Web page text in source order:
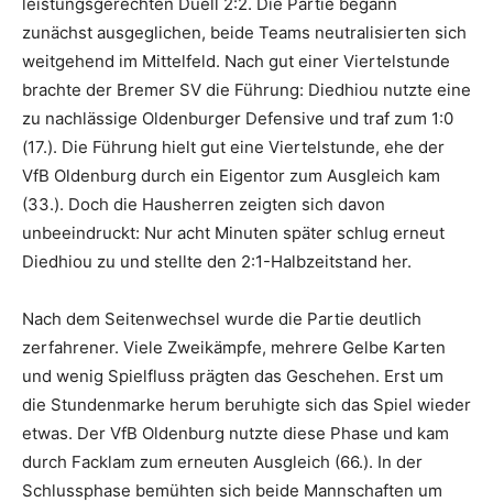
zunächst ausgeglichen, beide Teams neutralisierten sich
weitgehend im Mittelfeld. Nach gut einer Viertelstunde
brachte der Bremer SV die Führung: Diedhiou nutzte eine
zu nachlässige Oldenburger Defensive und traf zum 1:0
(17.). Die Führung hielt gut eine Viertelstunde, ehe der
VfB Oldenburg durch ein Eigentor zum Ausgleich kam
(33.). Doch die Hausherren zeigten sich davon
unbeeindruckt: Nur acht Minuten später schlug erneut
Diedhiou zu und stellte den 2:1-Halbzeitstand her.
Nach dem Seitenwechsel wurde die Partie deutlich
zerfahrener. Viele Zweikämpfe, mehrere Gelbe Karten
und wenig Spielfluss prägten das Geschehen. Erst um
die Stundenmarke herum beruhigte sich das Spiel wieder
etwas. Der VfB Oldenburg nutzte diese Phase und kam
durch Facklam zum erneuten Ausgleich (66.). In der
Schlussphase bemühten sich beide Mannschaften um